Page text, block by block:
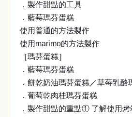
．製作甜點的工具
．藍莓瑪芬蛋糕
使用普通的方法製作
使用marimo的方法製作
［瑪芬蛋糕］
．藍莓瑪芬蛋糕
．餅乾奶油瑪芬蛋糕／草莓乳酪
．葡萄乾肉桂瑪芬蛋糕
．製作甜點的重點① 了解使用烤